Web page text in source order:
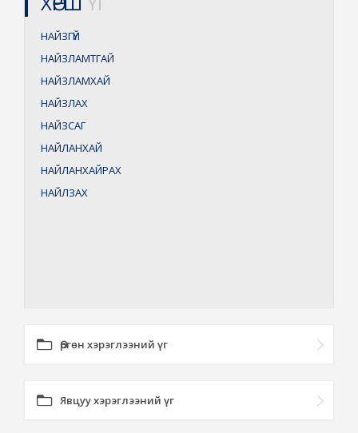
НАЙЗГҮЙ
НАЙЗЛАМТГАЙ
НАЙЗЛАМХАЙ
НАЙЗЛАХ
НАЙЗСАГ
НАЙЛАНХАЙ
НАЙЛАНХАЙРАХ
НАЙЛЗАХ
Өргөн хэрэглээний үг
Явцуу хэрэглээний үг